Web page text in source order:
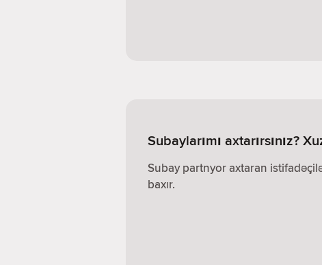
Subaylarımı axtarırsınız?
Subay partnyor axtaran
baxır.